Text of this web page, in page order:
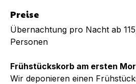
Preise
Übernachtung pro Nacht ab
Personen
Frühstückskorb am ersten
Wir deponieren einen